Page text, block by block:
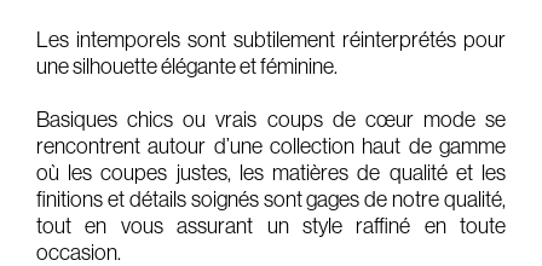
Mixing
Producing
Music
Artists
Les intemporels sont subtilement réinterprétés pour
une silhouette élégante et féminine.
Basiques chics ou vrais coups de cœur mode se
rencontrent autour d’une collection haut de gamme
où les coupes justes, les matières de qualité et les
finitions et détails soignés sont gages de notre qualité,
tout en vous assurant un style raffiné en toute
occasion.